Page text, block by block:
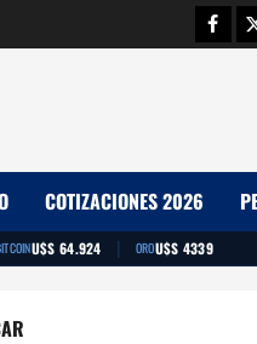
COTIZACIONES 2026
U$S 64.924 | OROU$S 4339